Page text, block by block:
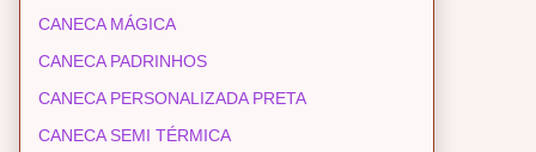
CANECA MÁGICA
CANECA PADRINHOS
CANECA PERSONALIZADA PRETA
CANECA SEMI TÉRMICA